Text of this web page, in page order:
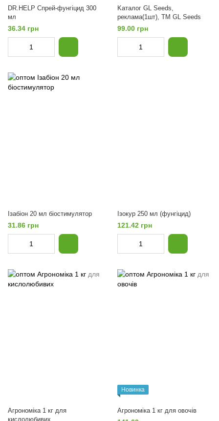
DR.HELP Спрей-фунгіцид 300
мл
36.34 грн
Kаталог GL Seeds,
реклама(1шт), TM GL Seeds
99.00 грн
Ізабіон 20 мл біостимулятор
31.86 грн
Ізокур 250 мл (фунгіцид)
121.42 грн
Агрономіка 1 кг для
кислолюбивих
Новинка
Агрономіка 1 кг для овочів